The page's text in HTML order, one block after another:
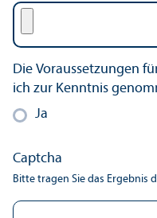
Die Voraussetzungen
ich zur Kenntnis
Ja
Captcha
Bitte tragen Sie das Ergebnis